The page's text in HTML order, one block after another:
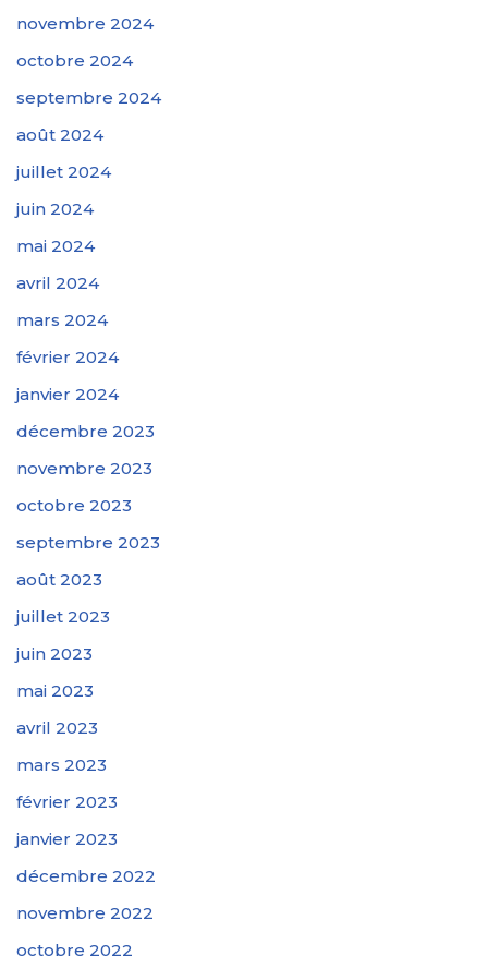
novembre 2024
octobre 2024
septembre 2024
août 2024
juillet 2024
juin 2024
mai 2024
avril 2024
mars 2024
février 2024
janvier 2024
décembre 2023
novembre 2023
octobre 2023
septembre 2023
août 2023
juillet 2023
juin 2023
mai 2023
avril 2023
mars 2023
février 2023
janvier 2023
décembre 2022
novembre 2022
octobre 2022